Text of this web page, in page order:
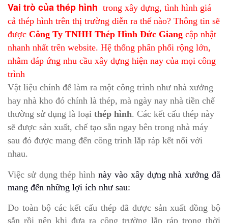
Vai trò của thép hình trong xây dựng, tình hình giá
cả thép hình trên thị trường diễn ra thế nào? Thông tin sẽ
được Công Ty TNHH Thép Hình Đức Giang cập nhật
nhanh nhất trên website. Hệ thống phân phối rộng lớn,
nhằm đáp ứng nhu cầu xây dựng hiện nay của mọi công
trình
Vật liệu chính để làm ra một công trình như nhà xưởng
hay nhà kho đó chính là thép, mà ngày nay nhà tiền chế
thường sử dụng là loại thép hình. Các kết cấu thép này
sẽ được sản xuất, chế tạo sẵn ngay bên trong nhà máy
sau đó được mang đến công trình lắp ráp kết nối với
nhau.
Việc sử dụng thép hình này vào xây dựng nhà xưởng đã
mang đến những lợi ích như sau:
Do toàn bộ các kết cấu thép đã được sản xuất đồng bộ
sẵn rồi nên khi đưa ra công trường lắp ráp trong thời